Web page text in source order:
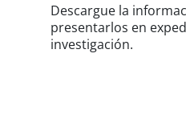
Descargue la
presentarlos en
investigación.